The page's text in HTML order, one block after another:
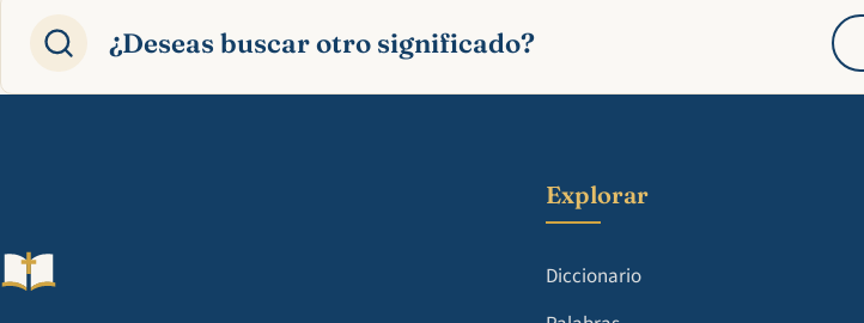
¿Deseas buscar otro significado?
Explorar
Diccionario